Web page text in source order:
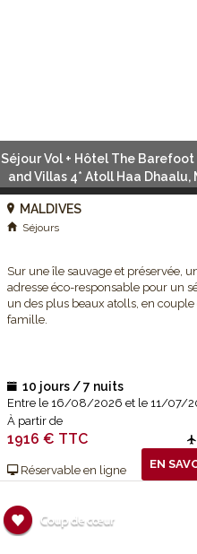
Spas et bien-être
Vous allez enfin pouvoir tenir
Séjour Vol + Hôtel The Barefoot
and Villas 4* Atoll Haa Dhaalu,
MALDIVES
Séjours
Sur une île sauvage et préservée,
adresse éco-responsable pour un
un des plus beaux atolls, en couple
famille.
10 jours / 7 nuits
Entre le 16/08/2026 et le 11/07/
À partir de
1916 € TTC
Réservable en ligne EN